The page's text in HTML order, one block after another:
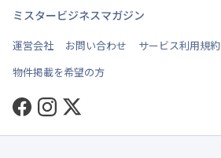
ミスタービジネスマガジン
運営会社 お問い合わせ サービス利用規約
物件掲載を希望の方
Facebook
Instagram
Twitter